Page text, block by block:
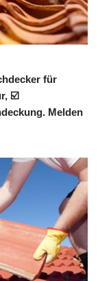
für
☑️
Melden